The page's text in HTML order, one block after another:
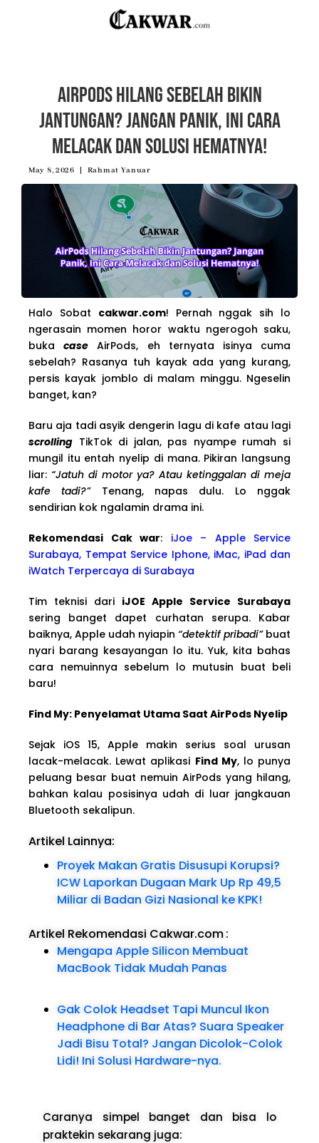
AirPods Hilang Sebelah Bikin
Jantungan? Jangan Panik, Ini Cara
Melacak dan Solusi Hematnya!
May 8, 2026 Rahmat Yanuar
Halo Sobat cakwar.com! Pernah nggak sih lo
ngerasain momen horor waktu ngerogoh saku,
bukacase AirPods, eh ternyata isinya cuma
sebelah? Rasanya tuh kayak ada yang kurang,
persis kayak jomblo di malam minggu. Ngeselin
banget, kan?
Baru aja tadi asyik dengerin lagu di kafe atau lagi
scrolling TikTok di jalan, pas nyampe rumah si
mungil itu entah nyelip di mana. Pikiran langsung
liar: “Jatuh di motor ya? Atau ketinggalan di meja
kafe tadi?”Tenang, napas dulu. Lo nggak
sendirian kok ngalamin drama ini.
Rekomendasi Cak war: iJoe – Apple Service
Surabaya, Tempat Service Iphone, iMac, iPad dan
iWatch Terpercaya di Surabaya
Tim teknisi dari iJOE Apple Service Surabaya
sering banget dapet curhatan serupa. Kabar
baiknya, Apple udah nyiapin “detektif pribadi”buat
nyari barang kesayangan lo itu. Yuk, kita bahas
cara nemuinnya sebelum lo mutusin buat beli
baru!
Find My: Penyelamat Utama Saat AirPods Nyelip
Sejak iOS 15, Apple makin serius soal urusan
lacak-melacak. Lewat aplikasi Find My, lo punya
peluang besar buat nemuin AirPods yang hilang,
bahkan kalau posisinya udah di luar jangkauan
Bluetooth sekalipun.
Artikel Lainnya:
Proyek Makan Gratis Disusupi Korupsi?
ICW Laporkan Dugaan Mark Up Rp 49,5
Miliar di Badan Gizi Nasional ke KPK!
Artikel Rekomendasi Cakwar.com:
Mengapa Apple Silicon Membuat
MacBook Tidak Mudah Panas
Gak Colok Headset Tapi Muncul Ikon
Headphone di Bar Atas? Suara Speaker
Jadi Bisu Total? Jangan Dicolok-Colok
Lidi! Ini Solusi Hardware-nya.
Caranya simpel banget dan bisa lo
praktekin sekarang juga: